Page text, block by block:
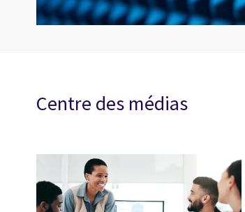
Centre des médias